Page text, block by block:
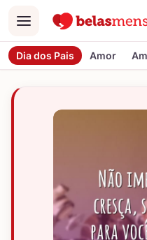
Menu
Dia dos Pais Amor